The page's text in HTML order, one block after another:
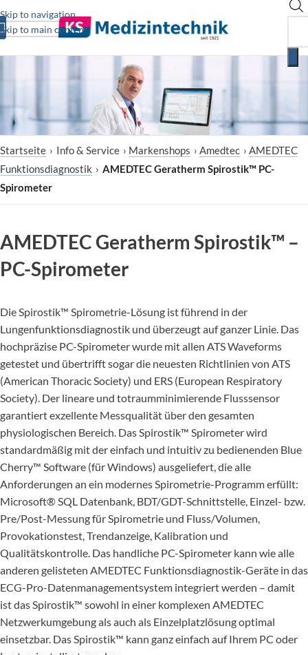
Skip to navigation
Skip to main content
Startseite › Info & Service › Markenshops › Amedtec › AMEDTEC
Funktionsdiagnostik › AMEDTEC Geratherm Spirostik™ PC-
Spirometer
AMEDTEC Geratherm Spirostik™ –
PC-Spirometer
Die Spirostik™ Spirometrie-Lösung ist führend in der
Lungenfunktionsdiagnostik und überzeugt auf ganzer Linie. Das
hochpräzise PC-Spiro­meter wurde mit allen ATS Waveforms
getestet und übertrifft sogar die neuesten Richtlinien von ATS
(American Thoracic Society) und ERS (European Respiratory
Society). Der lineare und totraumminimierende Flusssensor
garantiert exzellente Messqualität über den gesamten
physiologischen Bereich. Das Spirostik™ Spirometer wird
standardmäßig mit der einfach und intuitiv zu bedienenden Blue
Cherry™ Software (für Windows) ausgeliefert, die alle
Anforderungen an ein modernes Spirometrie-Programm erfüllt:
Microsoft® SQL Datenbank, BDT/GDT-Schnittstelle, Einzel- bzw.
Pre/Post-Messung für Spirometrie und Fluss/Volumen,
Provokationstest, Trendanzeige, Kalibration und
Qualitätskontrolle. Das handliche PC-Spirometer kann wie alle
anderen gelisteten AMEDTEC Funktionsdiagnostik-Geräte in das
ECG-Pro-Datenmanagementsystem integriert werden – damit
ist das Spirostik™ sowohl in einer komplexen AMEDTEC
Netzwerkumgebung als auch als Einzelplatzlösung optimal
einsetzbar. Das Spirostik™ kann ganz einfach auf Ihrem PC oder